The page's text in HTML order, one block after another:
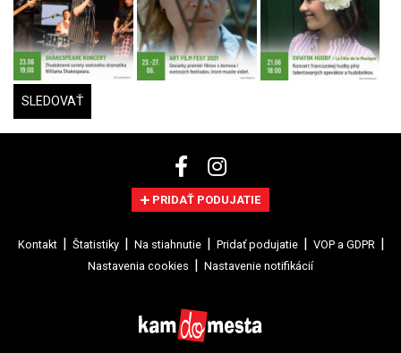
SLEDOVAŤ
PRIDAŤ PODUJATIE
Kontakt Štatistiky Na stiahnutie Pridať podujatie
VOP a GDPR
Nastavenia cookies
Nastavenie notifikácií